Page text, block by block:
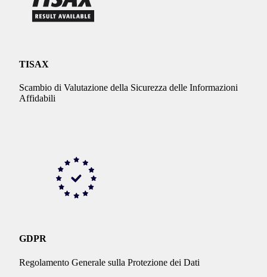
TISAX
Scambio di Valutazione della Sicurezza delle Informazioni
Affidabili
GDPR
Regolamento Generale sulla Protezione dei Dati